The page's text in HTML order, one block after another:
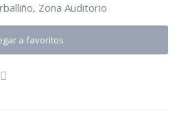
, Zona Auditorio
a favoritos